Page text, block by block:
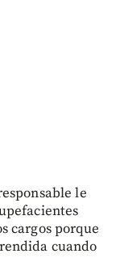
le
cargos porque
cuando